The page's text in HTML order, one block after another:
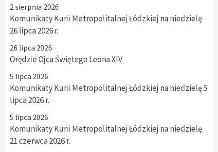
2 sierpnia 2026
Komunikaty Kurii Metropolitalnej Łódzkiej na niedzielę
26 lipca 2026 r.
26 lipca 2026
Orędzie Ojca Świętego Leona XIV
5 lipca 2026
Komunikaty Kurii Metropolitalnej Łódzkiej na niedzielę 5
lipca 2026 r.
5 lipca 2026
Komunikaty Kurii Metropolitalnej Łódzkiej na niedzielę
21 czerwca 2026 r.